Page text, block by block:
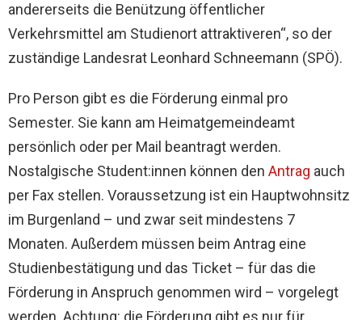
andererseits die Benützung öffentlicher
Verkehrsmittel am Studienort attraktiveren“, so der
zuständige Landesrat Leonhard Schneemann (SPÖ).
Pro Person gibt es die Förderung einmal pro
Semester. Sie kann am Heimatgemeindeamt
persönlich oder per Mail beantragt werden.
Nostalgische Student:innen können den Antrag auch
per Fax stellen. Voraussetzung ist ein Hauptwohnsitz
im Burgenland – und zwar seit mindestens 7
Monaten. Außerdem müssen beim Antrag eine
Studienbestätigung und das Ticket – für das die
Förderung in Anspruch genommen wird – vorgelegt
werden. Achtung: die Förderung gibt es nur für